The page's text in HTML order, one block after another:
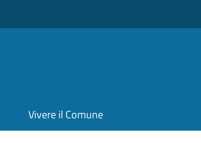
Vivere il Comune